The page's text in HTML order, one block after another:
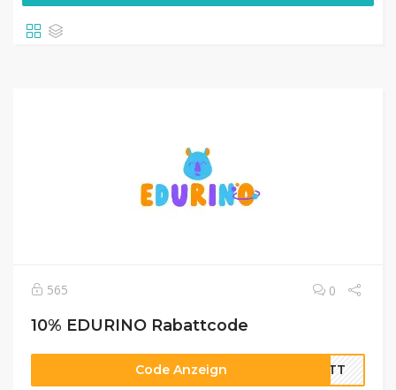
565 0
10% EDURINO Rabattcode
Code Anzeign BATT